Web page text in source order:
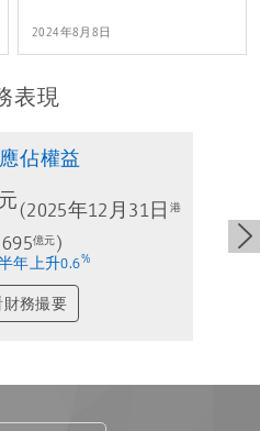
2024年8月8日
表現